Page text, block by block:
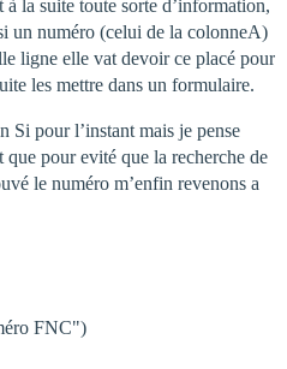
la suite toute sorte d’information,
un numéro (celui de la colonneA)
ligne elle vat devoir ce placé pour
les mettre dans un formulaire.
Si pour l’instant mais je pense
que pour evité que la recherche de
le numéro m’enfin revenons a
FNC")